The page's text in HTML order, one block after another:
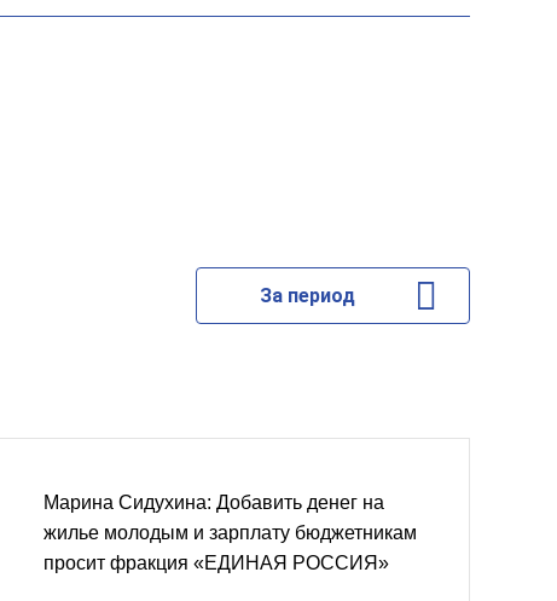
За период
Марина Сидухина: Добавить денег на
жилье молодым и зарплату бюджетникам
просит фракция «ЕДИНАЯ РОССИЯ»